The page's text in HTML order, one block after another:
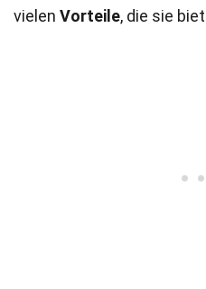
vielen Vorteile, die sie